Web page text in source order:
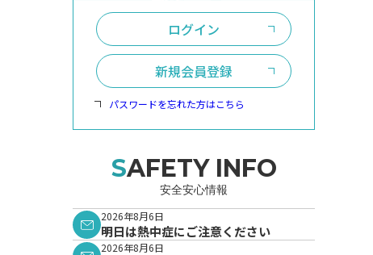
ログイン
新規会員登録
パスワードを忘れた方はこちら
SAFETY INFO
安全安心情報
2026年8月6日
明日は熱中症にご注意ください
2026年8月6日